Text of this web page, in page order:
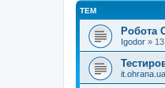
ТЕМ
Робота
Igodor »
it.ohrana.ua